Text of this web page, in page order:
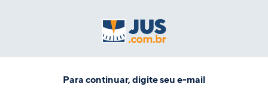
Para continuar, digite seu e-mail